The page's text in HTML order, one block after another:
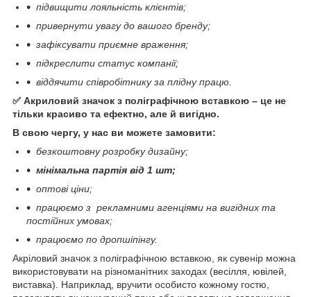
підвищити лояльність клієнтів;
привернути увагу до вашого бренду;
зафіксувати приємне враження;
підкреслити статус компанії;
віддячити співробітнику за плідну працю.
✅ Акриловий значок з поліграфічною вставкою – це не
тільки красиво та ефектно, але й вигідно.
В свою чергу, у нас ви можете замовити:
безкоштовну розробку дизайну;
мінімальна партія від 1 шт;
оптові ціни;
працюємо з рекламними агенціями на вигідних та
постійних умовах;
працюємо по дропшіпінгу.
Акріловий значок з поліграфічною вставкою, як сувенір можна
використовувати на різноманітних заходах (весілля, ювілей,
виставка). Наприклад, вручити особисто кожному гостю,